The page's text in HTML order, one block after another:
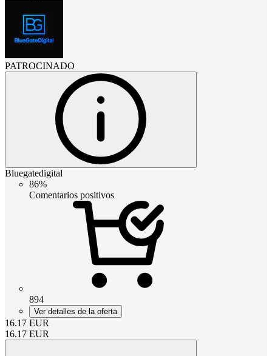
PATROCINADO
Bluegatedigital
86%
Comentarios positivos
894
Ver detalles de la oferta
16.17 EUR
16.17 EUR